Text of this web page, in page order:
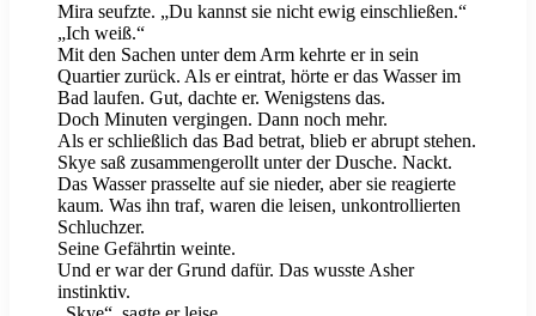
Mira seufzte. „Du kannst sie nicht ewig einschließen.“
„Ich weiß.“
Mit den Sachen unter dem Arm kehrte er in sein
Quartier zurück. Als er eintrat, hörte er das Wasser im
Bad laufen. Gut, dachte er. Wenigstens das.
Doch Minuten vergingen. Dann noch mehr.
Als er schließlich das Bad betrat, blieb er abrupt stehen.
Skye saß zusammengerollt unter der Dusche. Nackt.
Das Wasser prasselte auf sie nieder, aber sie reagierte
kaum. Was ihn traf, waren die leisen, unkontrollierten
Schluchzer.
Seine Gefährtin weinte.
Und er war der Grund dafür. Das wusste Asher
instinktiv.